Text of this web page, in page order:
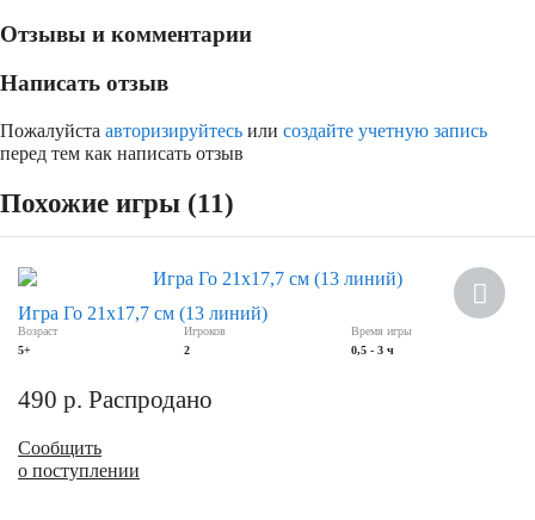
Отзывы и комментарии
Написать отзыв
Пожалуйста авторизируйтесь или создайте учетную запись
перед тем как написать отзыв
Похожие игры (11)
Игра Го 21х17,7 см (13 линий)
Возраст
5+
Игроков
2
Время игры
0,5 - 3 ч
490 р. Распродано
Сообщить
о поступлении